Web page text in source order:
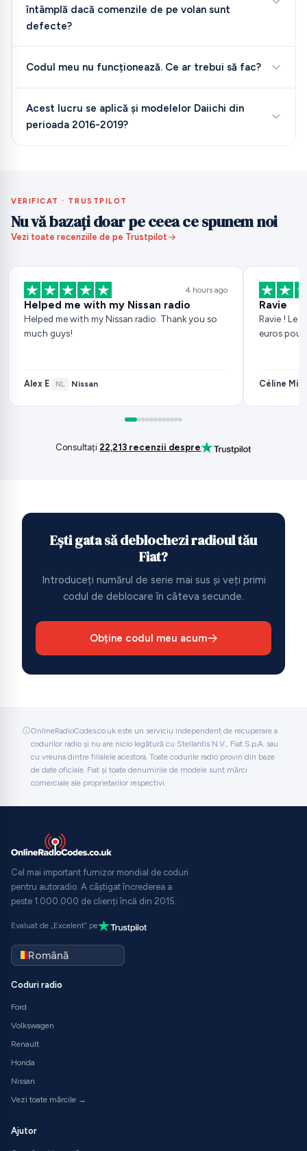
întâmplă dacă comenzile de pe volan sunt
defecte?
Codul meu nu funcționează. Ce ar trebui să fac?
Acest lucru se aplică și modelelor Daiichi din
perioada 2016-2019?
VERIFICAT · TRUSTPILOT
Nu vă bazați doar pe ceea ce spunem noi
Vezi toate recenziile de pe Trustpilot
4 hours ago
Helped me with my Nissan radio
Helped me with my Nissan radio. Thank you so
much guys!
Alex E· NL ·Nissan
Ravie
Ravie ! Le
euros pour
Céline
Consultați22,213 recenzii despre
Ești gata să deblochezi radioul tău
Fiat?
Introduceți numărul de serie mai sus și veți primi
codul de deblocare în câteva secunde.
Obține codul meu acum
OnlineRadioCodes.co.uk este un serviciu independent de recuperare a
codurilor radio și nu are nicio legătură cu Stellantis N.V., Fiat S.p.A. sau
cu vreuna dintre filialele acestora. Toate codurile radio provin din baze
de date oficiale. Fiat și toate denumirile de modele sunt mărci
comerciale ale proprietarilor respectivi.
Cel mai important furnizor mondial de coduri
pentru autoradio. A câștigat încrederea a
peste 1.000.000 de clienți încă din 2015.
Evaluat de „Excelent” pe
Coduri radio
Ford
Volkswagen
Renault
Honda
Nissan
Vezi toate mărcile →
Ajutor